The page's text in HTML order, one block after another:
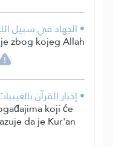
• الجهاد في سبيل
zbog kojeg Allah
• إخبار القرآن
koji će
da je Kur'an